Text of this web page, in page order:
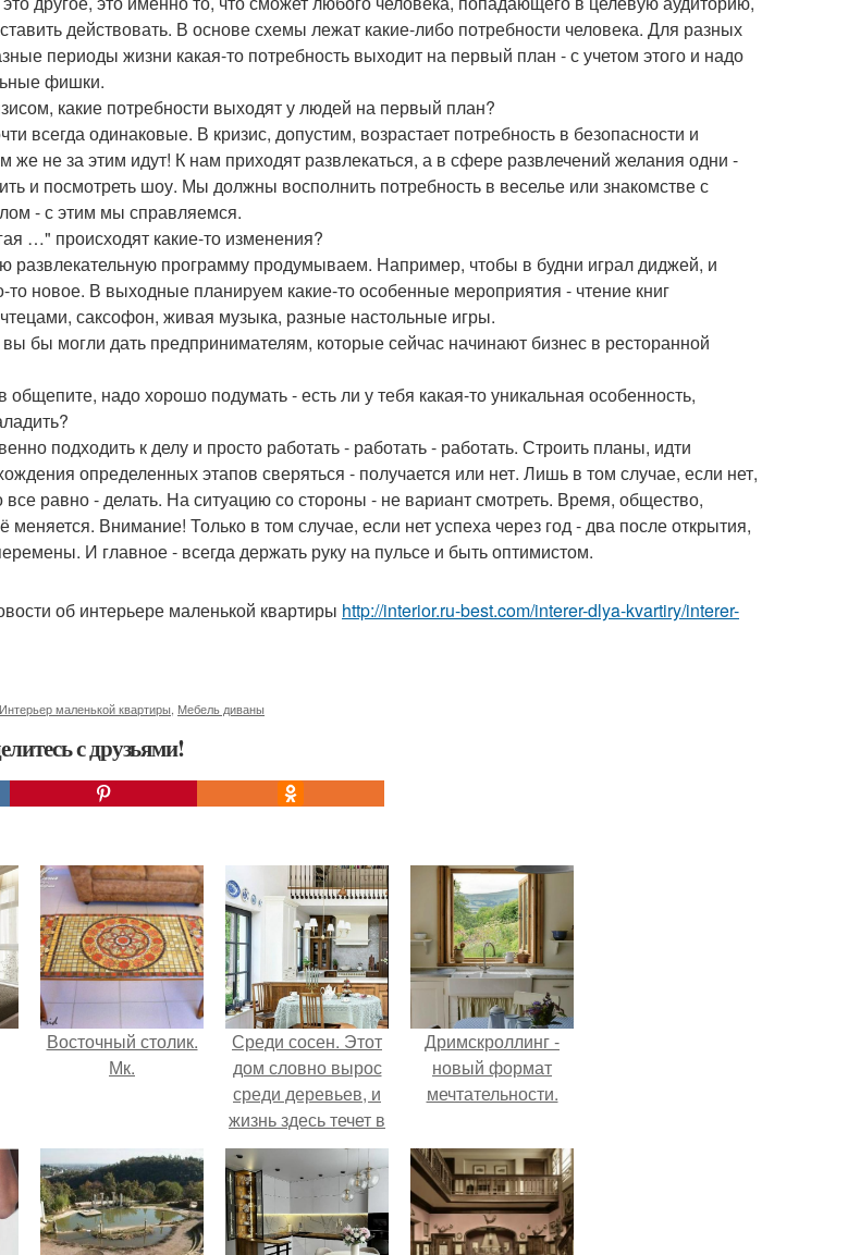
действовать. В основе схемы лежат какие-либо потребности человека. Для разных
периоды жизни какая-то потребность выходит на первый план - с учетом этого и надо
фишки.
какие потребности выходят у людей на первый план?
всегда одинаковые. В кризис, допустим, возрастает потребность в безопасности и
же не за этим идут! К нам приходят развлекаться, а в сфере развлечений желания одни -
и посмотреть шоу. Мы должны восполнить потребность в веселье или знакомстве с
- с этим мы справляемся.
…" происходят какие-то изменения?
развлекательную программу продумываем. Например, чтобы в будни играл диджей, и
новое. В выходные планируем какие-то особенные мероприятия - чтение книг
саксофон, живая музыка, разные настольные игры.
бы могли дать предпринимателям, которые сейчас начинают бизнес в ресторанной
надо хорошо подумать - есть ли у тебя какая-то уникальная особенность,
подходить к делу и просто работать - работать - работать. Строить планы, идти
определенных этапов сверяться - получается или нет. Лишь в том случае, если нет,
все равно - делать. На ситуацию со стороны - не вариант смотреть. Время, общество,
меняется. Внимание! Только в том случае, если нет успеха через год - два после открытия,
И главное - всегда держать руку на пульсе и быть оптимистом.
об интерьере маленькой квартиры http://interior.ru-best.com/interer-dlya-kvartiry/interer-
Интерьер маленькой квартиры Мебель диваны
с друзьями!
Восточный столик.
Мк.
Среди сосен. Этот
дом словно вырос
среди деревьев, и
жизнь здесь течет в
собственном ритме
- спокойно, без
спешки и лишнего
шума.
Дримскроллинг -
новый формат
мечтательности.